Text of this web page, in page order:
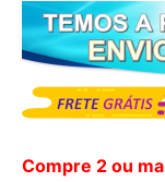
Compre 2 ou